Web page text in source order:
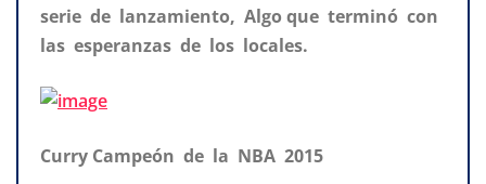
serie de lanzamiento, Algo que terminó con
las esperanzas de los locales.
Curry Campeón de la NBA 2015